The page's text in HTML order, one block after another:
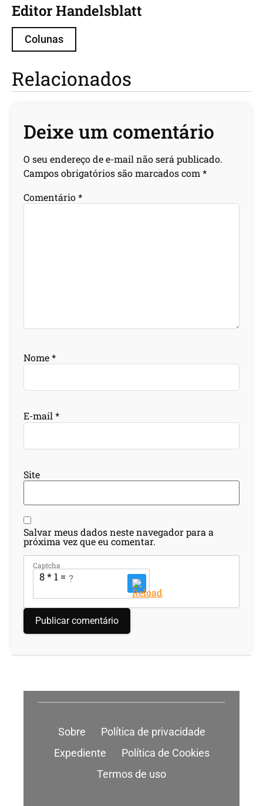
Editor Handelsblatt
Colunas
Relacionados
Deixe um comentário
O seu endereço de e-mail não será publicado.
Campos obrigatórios são marcados com*
Comentário*
Nome*
E-mail*
Site
Salvar meus dados neste navegador para a
próxima vez que eu comentar.
Captcha
8 * 1 = ?
Sobre
Política de privacidade
Expediente
Política de Cookies
Termos de uso